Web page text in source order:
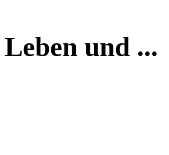
Leben und ...